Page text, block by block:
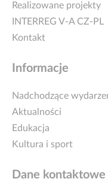
Realizowane projekty
INTERREG V-A CZ-PL
Kontakt
Informacje
Nadchodzące
Aktualności
Edukacja
Kultura i sport
Dane kontaktowe